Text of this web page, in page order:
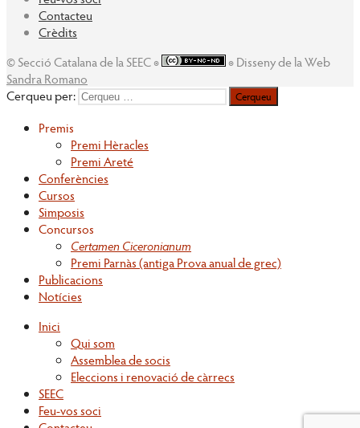
Contacteu
Crèdits
© Secció Catalana de la SEEC ◉
◉ Disseny de la Web
Sandra Romano
Cerqueu per:
Premis
Premi Hèracles
Premi Areté
Conferències
Cursos
Simposis
Concursos
Certamen Ciceronianum
Premi Parnàs (antiga Prova anual de grec)
Publicacions
Notícies
Inici
Qui som
Assemblea de socis
Eleccions i renovació de càrrecs
SEEC
Feu-vos soci